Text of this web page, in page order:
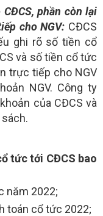
phần còn lại
cho NGV: CĐCS
ghi rõ số tiền cổ
và số tiền cổ tức
trực tiếp cho NGV
NGV. Công ty
của CĐCS và
tức tới CĐCS bao
năm 2022;
toán cổ tức 2022;